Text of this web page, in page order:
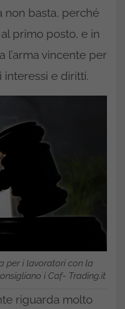
non basta, perché
primo posto, e in
l’arma vincente per
e diritti.
per i lavoratori con la
i Caf- Trading.it
riguarda molto